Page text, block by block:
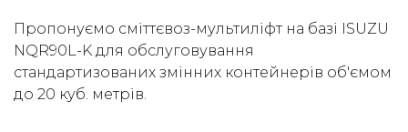
(050) 347-27-05
Пропонуємо сміттєвоз-мультиліфт на базі ISUZU
NQR90L-K для обслуговування
стандартизованих змінних контейнерів об'ємом
до 20 куб. метрів.